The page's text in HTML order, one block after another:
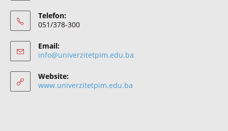
Telefon:
051/378-300
Email:
info@univerzitetpim.edu.ba
Website:
www.univerzitetpim.edu.ba